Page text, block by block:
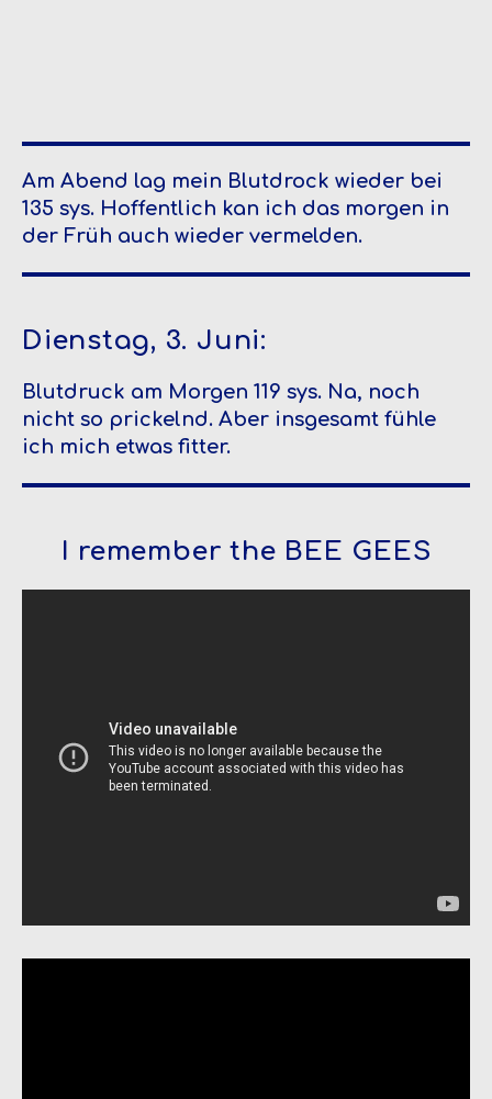
Am Abend lag mein Blutdrock wieder bei
135 sys. Hoffentlich kan ich das morgen in
der Früh auch wieder vermelden.
Dienstag, 3. Juni:
Blutdruck am Morgen 119 sys. Na, noch
nicht so prickelnd. Aber insgesamt fühle
ich mich etwas fitter.
I remember the BEE GEES